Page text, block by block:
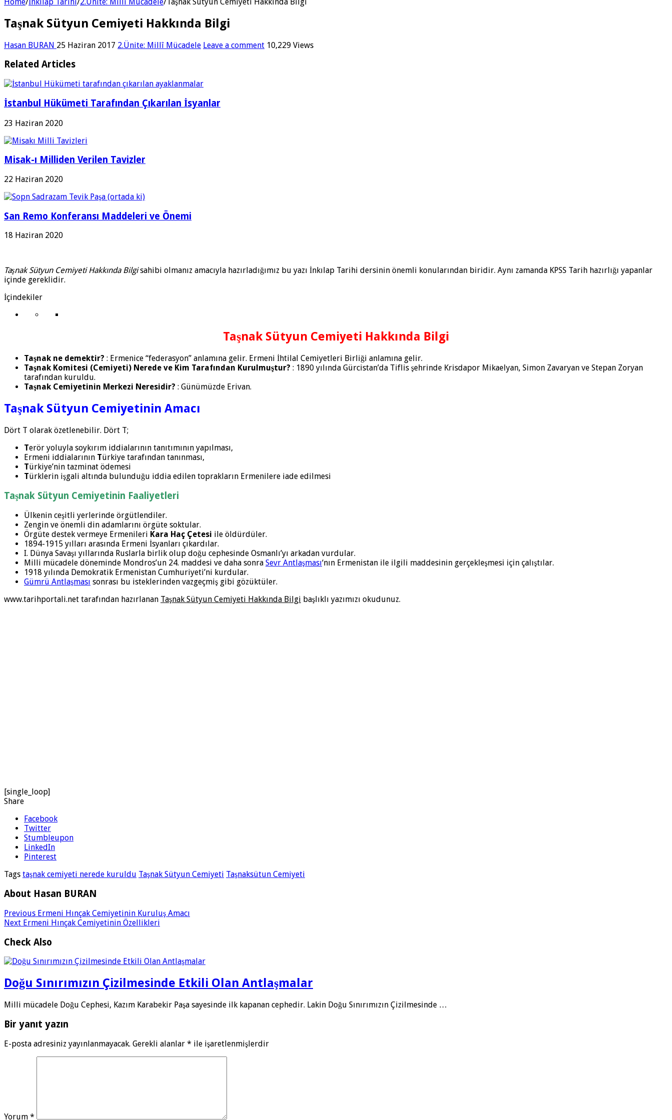
Taşnak Sütyun Cemiyeti Hakkında Bilgi
Hasan BURAN 25 Haziran 2017 2.Ünite: Millî Mücadele Leave a comment 10,229 Views
Related Articles
İstanbul Hükümeti Tarafından Çıkarılan İsyanlar
23 Haziran 2020
Misak-ı Milliden Verilen Tavizler
22 Haziran 2020
San Remo Konferansı Maddeleri ve Önemi
18 Haziran 2020
Taşnak Sütyun Cemiyeti Hakkında Bilgisahibi olmanız amacıyla hazırladığımız bu yazı İnkılap Tarihi dersinin önemli konularından biridir. Aynı zamanda KPSS Tarih hazırlığı yapanlar
içinde gereklidir.
İçindekiler
Taşnak Sütyun Cemiyeti Hakkında Bilgi
Taşnak ne demektir? : Ermenice “federasyon” anlamına gelir. Ermeni İhtilal Cemiyetleri Birliği anlamına gelir.
Taşnak Komitesi (Cemiyeti) Nerede ve Kim Tarafından Kurulmuştur? : 1890 yılında Gürcistan’da Tiflis şehrinde Krisdapor Mikaelyan, Simon Zavaryan ve Stepan Zoryan
tarafından kuruldu.
Taşnak Cemiyetinin Merkezi Neresidir? : Günümüzde Erivan.
Taşnak Sütyun Cemiyetinin Amacı
Dört T olarak özetlenebilir. Dört T;
Terör yoluyla soykırım iddialarının tanıtımının yapılması,
Ermeni iddialarının Türkiye tarafından tanınması,
Türkiye’nin tazminat ödemesi
Türklerin işgali altında bulunduğu iddia edilen toprakların Ermenilere iade edilmesi
Taşnak Sütyun Cemiyetinin Faaliyetleri
Ülkenin ceşitli yerlerinde örgütlendiler.
Zengin ve önemli din adamlarını örgüte soktular.
Örgüte destek vermeye Ermenileri Kara Haç Çetesi ile öldürdüler.
1894-1915 yılları arasında Ermeni İsyanları çıkardılar.
I. Dünya Savaşı yıllarında Ruslarla birlik olup doğu cephesinde Osmanlı’yı arkadan vurdular.
Milli mücadele döneminde Mondros’un 24. maddesi ve daha sonra Sevr Antlaşması‘nın Ermenistan ile ilgili maddesinin gerçekleşmesi için çalıştılar.
1918 yılında Demokratik Ermenistan Cumhuriyeti’ni kurdular.
Gümrü Antlaşması sonrası bu isteklerinden vazgeçmiş gibi gözüktüler.
www.tarihportali.net tarafından hazırlanan Taşnak Sütyun Cemiyeti Hakkında Bilgi başlıklı yazımızı okudunuz.
[single_loop]
Share
Facebook
Twitter
Stumbleupon
LinkedIn
Pinterest
Tags taşnak cemiyeti nerede kuruldu Taşnak Sütyun Cemiyeti Taşnaksütun Cemiyeti
About Hasan BURAN
Previous Ermeni Hınçak Cemiyetinin Kuruluş Amacı
Next Ermeni Hınçak Cemiyetinin Özellikleri
Check Also
Doğu Sınırımızın Çizilmesinde Etkili Olan Antlaşmalar
Milli mücadele Doğu Cephesi, Kazım Karabekir Paşa sayesinde ilk kapanan cephedir. Lakin Doğu Sınırımızın Çizilmesinde …
Bir yanıt yazın
E-posta adresiniz yayınlanmayacak. Gerekli alanlar * ile işaretlenmişlerdir
Yorum *